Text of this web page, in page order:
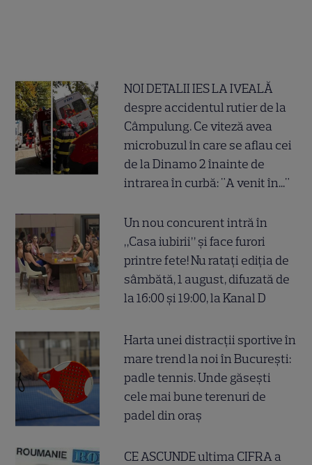
NOI DETALII IES LA IVEALĂ
despre accidentul rutier de la
Câmpulung. Ce viteză avea
microbuzul în care se aflau cei
de la Dinamo 2 înainte de
intrarea în curbă: "A venit în..."
Un nou concurent intră în
„Casa iubirii” și face furori
printre fete! Nu ratați ediția de
sâmbătă, 1 august, difuzată de
la 16:00 și 19:00, la Kanal D
Harta unei distracții sportive în
mare trend la noi în București:
padle tennis. Unde găsești
cele mai bune terenuri de
padel din oraș
CE ASCUNDE ultima CIFRA a